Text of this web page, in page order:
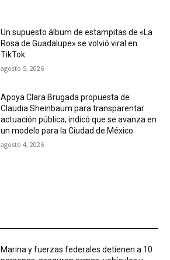
Un supuesto álbum de estampitas de «La
Rosa de Guadalupe» se volvió viral en
TikTok
agosto 5, 2026
Apoya Clara Brugada propuesta de
Claudia Sheinbaum para transparentar
actuación pública; indicó que se avanza en
un modelo para la Ciudad de México
agosto 4, 2026
Marina y fuerzas federales detienen a 10